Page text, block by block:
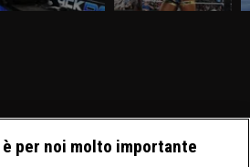
atteso fra Drew
e Randy Orton firmano il
per noi molto importante